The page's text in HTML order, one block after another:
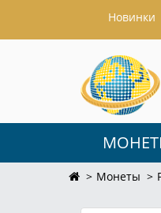
Hовинки
Монеты